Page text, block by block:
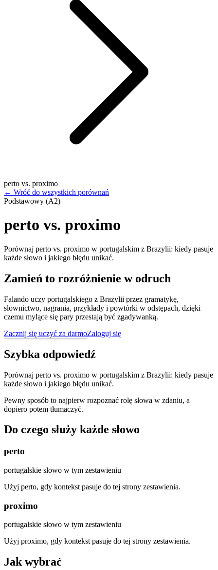
perto vs. proximo
← Wróć do wszystkich porównań
Podstawowy (A2)
perto vs. proximo
Porównaj perto vs. proximo w portugalskim z Brazylii: kiedy pasuje
każde słowo i jakiego błędu unikać.
Zamień to rozróżnienie w odruch
Falando uczy portugalskiego z Brazylii przez gramatykę,
słownictwo, nagrania, przykłady i powtórki w odstępach, dzięki
czemu mylące się pary przestają być zgadywanką.
Zacznij się uczyć za darmoZaloguj się
Szybka odpowiedź
Porównaj perto vs. proximo w portugalskim z Brazylii: kiedy pasuje
każde słowo i jakiego błędu unikać.
Pewny sposób to najpierw rozpoznać rolę słowa w zdaniu, a
dopiero potem tłumaczyć.
Do czego służy każde słowo
perto
portugalskie słowo w tym zestawieniu
Użyj perto, gdy kontekst pasuje do tej strony zestawienia.
proximo
portugalskie słowo w tym zestawieniu
Użyj proximo, gdy kontekst pasuje do tej strony zestawienia.
Jak wybrać